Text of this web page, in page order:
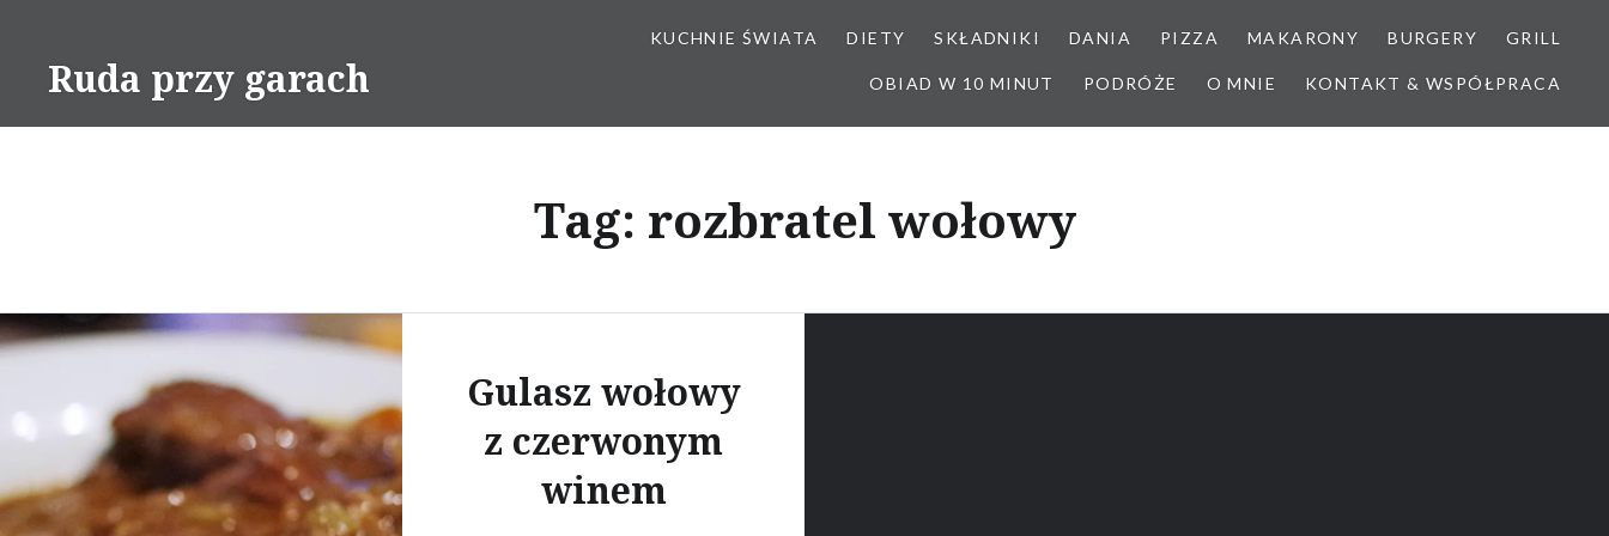
contentRuda przy garach
KUCHNIE ŚWIATA DIETY SKŁADNIKI DANIA PIZZA MAKARONY BURGERY GRILL
OBIAD W 10 MINUT PODRÓŻE O MNIE KONTAKT & WSPÓŁPRACA
Tag: rozbratel wołowy
Gulasz wołowy
z czerwonym
winem